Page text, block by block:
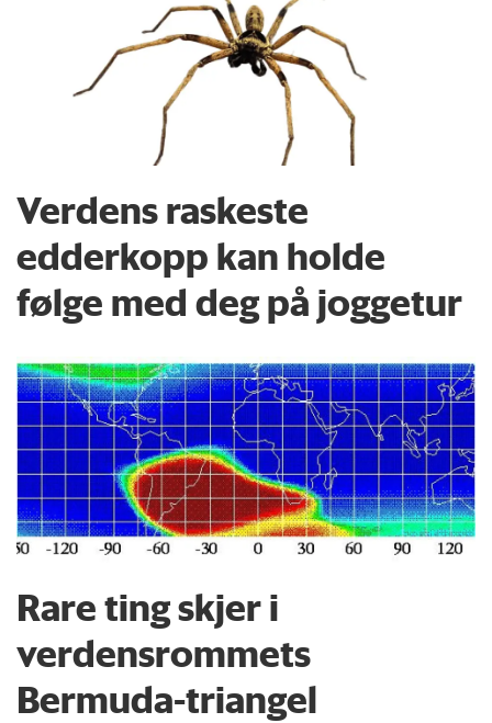
Verdens raskeste
edderkopp kan holde
følge med deg på joggetur
Rare ting skjer i
verdensrommets
Bermuda-triangel